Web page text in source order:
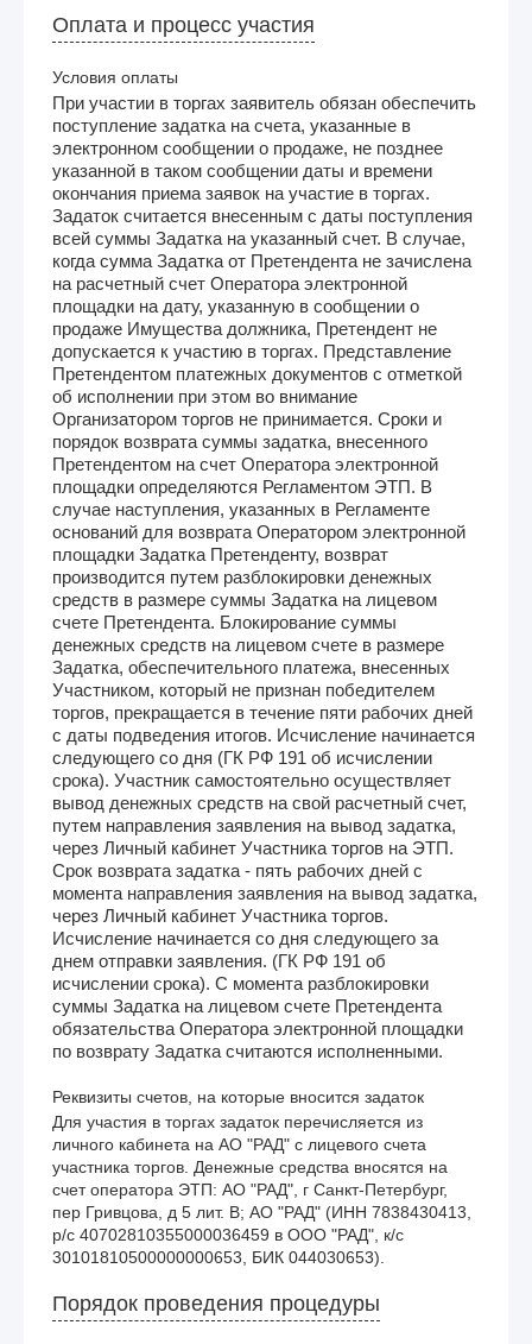
Оплата и процесс участия
Условия оплаты
При участии в торгах заявитель обязан обеспечить
поступление задатка на счета, указанные в
электронном сообщении о продаже, не позднее
указанной в таком сообщении даты и времени
окончания приема заявок на участие в торгах.
Задаток считается внесенным с даты поступления
всей суммы Задатка на указанный счет. В случае,
когда сумма Задатка от Претендента не зачислена
на расчетный счет Оператора электронной
площадки на дату, указанную в сообщении о
продаже Имущества должника, Претендент не
допускается к участию в торгах. Представление
Претендентом платежных документов с отметкой
об исполнении при этом во внимание
Организатором торгов не принимается. Сроки и
порядок возврата суммы задатка, внесенного
Претендентом на счет Оператора электронной
площадки определяются Регламентом ЭТП. В
случае наступления, указанных в Регламенте
оснований для возврата Оператором электронной
площадки Задатка Претенденту, возврат
производится путем разблокировки денежных
средств в размере суммы Задатка на лицевом
счете Претендента. Блокирование суммы
денежных средств на лицевом счете в размере
Задатка, обеспечительного платежа, внесенных
Участником, который не признан победителем
торгов, прекращается в течение пяти рабочих дней
с даты подведения итогов. Исчисление начинается
следующего со дня (ГК РФ 191 об исчислении
срока). Участник самостоятельно осуществляет
вывод денежных средств на свой расчетный счет,
путем направления заявления на вывод задатка,
через Личный кабинет Участника торгов на ЭТП.
Срок возврата задатка - пять рабочих дней с
момента направления заявления на вывод задатка,
через Личный кабинет Участника торгов.
Исчисление начинается со дня следующего за
днем отправки заявления. (ГК РФ 191 об
исчислении срока). С момента разблокировки
суммы Задатка на лицевом счете Претендента
обязательства Оператора электронной площадки
по возврату Задатка считаются исполненными.
Реквизиты счетов, на которые вносится задаток
Для участия в торгах задаток перечисляется из
личного кабинета на АО "РАД" с лицевого счета
участника торгов. Денежные средства вносятся на
счет оператора ЭТП: АО "РАД", г Санкт-Петербург,
пер Гривцова, д 5 лит. В; АО "РАД" (ИНН 7838430413,
р/с 40702810355000036459 в ООО "РАД", к/с
30101810500000000653, БИК 044030653).
Порядок проведения процедуры